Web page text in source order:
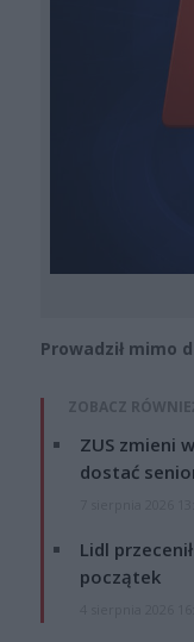
Prowadził mimo
ZOBACZ
ZUS zmieni
dostać
Lidl
początek